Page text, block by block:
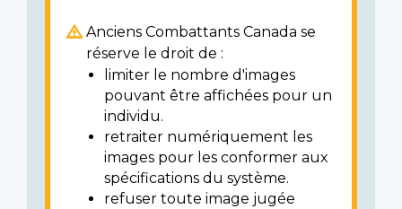
Anciens Combattants Canada se
réserve le droit de :
limiter le nombre d'images
pouvant être affichées pour un
individu.
retraiter numériquement les
images pour les conformer aux
spécifications du système.
refuser toute image jugée